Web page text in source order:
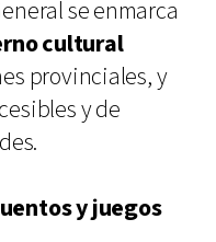
se enmarca
cultural
provinciales, y
y de
y juegos